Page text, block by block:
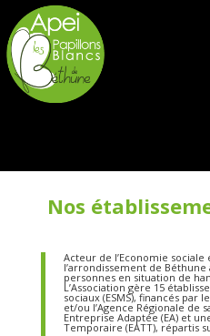
Nos
Acteur de l’Economie sociale
l’arrondissement de
personnes en situation de
L’Association gère 15
sociaux (ESMS), financés par
et/ou l’Agence Régionale de
Entreprise Adaptée (EA) et
Temporaire (EATT), répartis